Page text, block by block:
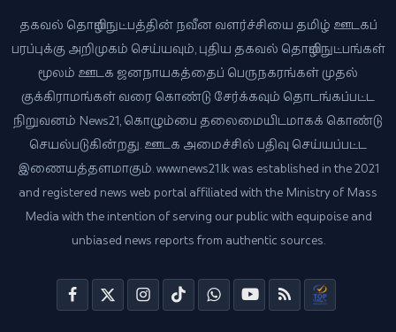
தகவல் தொழில்நுட்பத்தின் நவீன வளர்ச்சியை தமிழ் ஊடகப்
பரப்புக்கு அறிமுகம் செய்யவும், புதிய தகவல் தொழில்நுட்பங்கள்
மூலம் ஊடக ஜனநாயகத்தைப் பெருநகரங்கள் முதல்
குக்கிராமங்கள் வரை கொண்டு சேர்க்கவும் தொடங்கப்பட்ட
நிறுவனம் News21, கொழும்பை தலைமையிடமாகக் கொண்டு
செயல்படுகின்றது. ஊடக அமைச்சில் பதிவு செய்யப்பட்ட
இணையத்தளமாகும். www.news21.lk was established in the 2021
and registered news web portal affiliated with the Ministry of Mass
Media with the intention of serving our public with equipoise and
unbiased news reports from authentic sources.